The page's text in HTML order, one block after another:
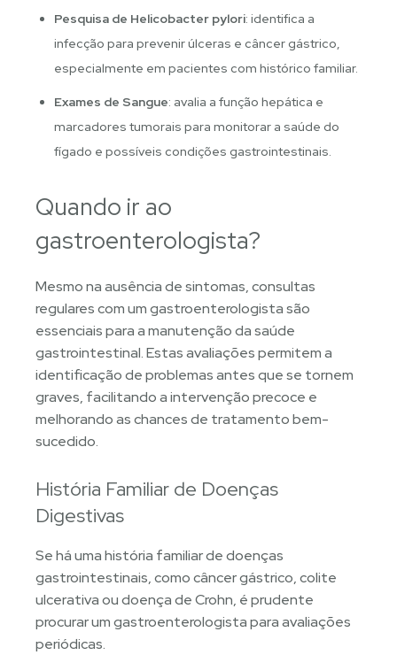
Pesquisa de Helicobacter pylori: identifica a
infecção para prevenir úlceras e câncer gástrico,
especialmente em pacientes com histórico familiar.
Exames de Sangue: avalia a função hepática e
marcadores tumorais para monitorar a saúde do
fígado e possíveis condições gastrointestinais.
Quando ir ao
gastroenterologista?
Mesmo na ausência de sintomas, consultas
regulares com um gastroenterologista são
essenciais para a manutenção da saúde
gastrointestinal. Estas avaliações permitem a
identificação de problemas antes que se tornem
graves, facilitando a intervenção precoce e
melhorando as chances de tratamento bem-
sucedido.
História Familiar de Doenças
Digestivas
Se há uma história familiar de doenças
gastrointestinais, como câncer gástrico, colite
ulcerativa ou doença de Crohn, é prudente
procurar um gastroenterologista para avaliações
periódicas.